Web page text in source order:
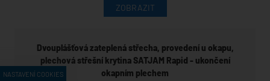
ZOBRAZIT
Dvouplášťová zateplená střecha, provedení u okapu,
plechová střešní krytina SATJAM Rapid - ukončení
okapním plechem
NASTAVENÍ COOKIES